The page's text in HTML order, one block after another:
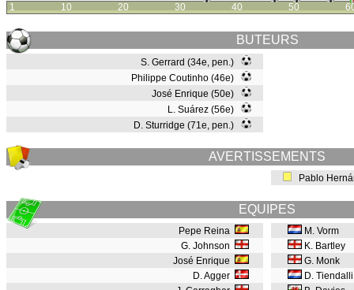
1 10 20 30 40 50
BUTEURS
S. Gerrard (34e, pen.)
Philippe Coutinho (46e)
José Enrique (50e)
L. Suárez (56e)
D. Sturridge (71e, pen.)
AVERTISSEMENTS
Pablo
EQUIPES
Pepe Reina
G. Johnson
José Enrique
D. Agger
M. Vorm
K. Bartley
G. Monk
D. Tiendalli